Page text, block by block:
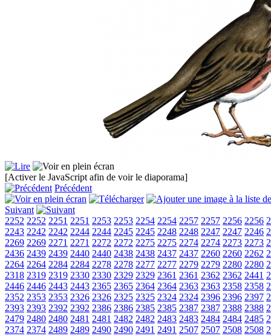
[Activer le JavaScript afin de voir le diaporama]
Précédent
Suivant
2252 2252 2251 2251 2253 2253 2254 2254 2257 2257 2256 2256
2243 2242 2242 2244 2244 2245 2245 2248 2248 2247 2247 2246
2269 2269 2271 2271 2272 2272 2275 2275 2274 2274 2273 2273
2436 2439 2439 2440 2440 2438 2438 2437 2437 2260 2260 2262
2264 2264 2284 2284 2278 2278 2277 2277 2279 2279 2280 2280
2318 2319 2319 2330 2330 2329 2329 2361 2361 2362 2362 2441
2446 2446 2443 2443 2365 2365 2364 2364 2363 2363 2358 2358
2352 2353 2353 2326 2326 2325 2325 2324 2324 2396 2396 2397
2393 2393 2392 2392 2386 2386 2385 2385 2387 2387 2388 2388
2479 2480 2480 2481 2481 2482 2482 2483 2483 2484 2484 2485
2374 2374 2489 2489 2490 2490 2491 2491 2507 2507 2508 2508